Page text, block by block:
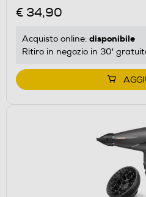
€ 34,90
Acquisto online: disponibile
Ritiro in negozio in 30'